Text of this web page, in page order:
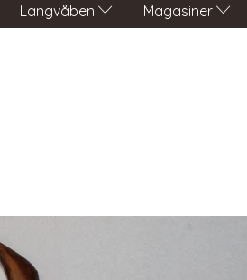
Langvåben Magasiner